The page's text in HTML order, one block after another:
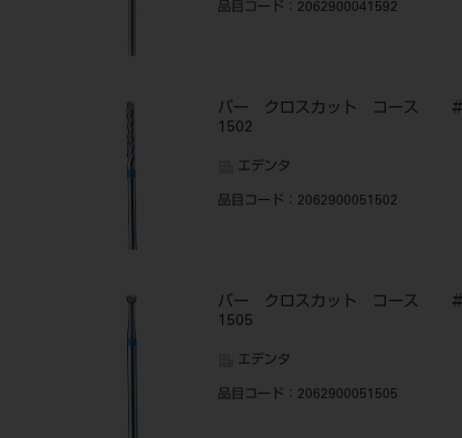
品目コード ：2062900041592
バー クロスカット コース ＃
1502
エデンタ
品目コード ：2062900051502
バー クロスカット コース ＃
1505
エデンタ
品目コード ：2062900051505